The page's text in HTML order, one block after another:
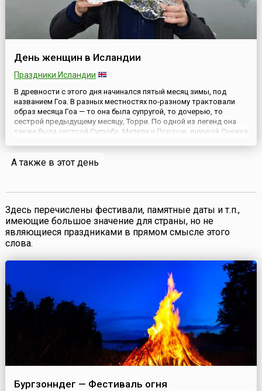
День женщин в Исландии
Праздники Исландии
В древности с этого дня начинался пятый месяц зимы, под
названием Гоа. В разных местностях по-разному трактовали
образ месяца Гоа — то она была супругой, то дочерью, то
сестрой предыдущему месяцу, Торри. По одной из легенд она
также была сестрой Сугроба, Метели и Пороши, внучкой Снежка
говорит о Гоа как о суровом месяце. И чтобы умолить ее, ...
А также в этот день
Здесь перечислены фестивали, памятные даты и т.п.,
имеющие большое значение для страны, но не
являющиеся праздниками в прямом смысле этого
слова.
Бургзонндег — Фестиваль огня